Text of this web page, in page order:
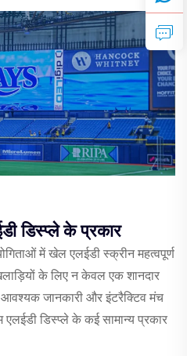
डिस्प्ले के प्रकार
में खेल एलईडी स्क्रीन महत्वपूर्ण
के लिए न केवल एक शानदार
जानकारी और इंटरैक्टिव मंच
एलईडी डिस्प्ले के कई सामान्य प्रकार